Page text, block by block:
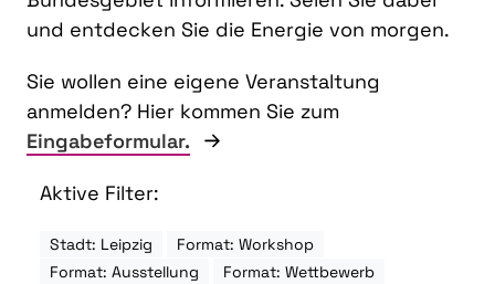
und entdecken Sie die Energie von morgen.
Sie wollen eine eigene Veranstaltung
anmelden? Hier kommen Sie zum
Eingabeformular.
Aktive Filter:
Stadt: Leipzig
Format: Workshop
Format: Ausstellung
Format: Wettbewerb